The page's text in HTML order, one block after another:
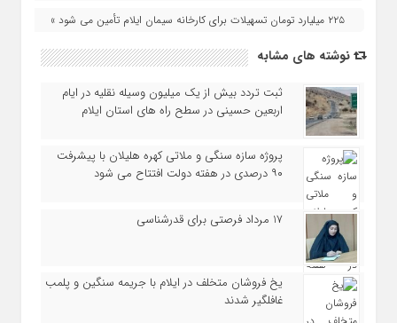
۲۲۵ میلیارد تومان تسهیلات برای کارخانه سیمان ایلام تأمین می‌ شود »
نوشته های مشابه
ثبت تردد بیش از یک میلیون وسیله نقلیه در ایام
اربعین حسینی در سطح راه‌ های استان ایلام
پروژه سازه سنگی و ملاتی کهره هلیلان با پیشرفت
۹۰ درصدی در هفته دولت افتتاح می شود
17 مرداد فرصتی برای قدرشناسی
یخ‌ فروشان متخلف در ایلام با جریمه سنگین و پلمب
غافلگیر شدند